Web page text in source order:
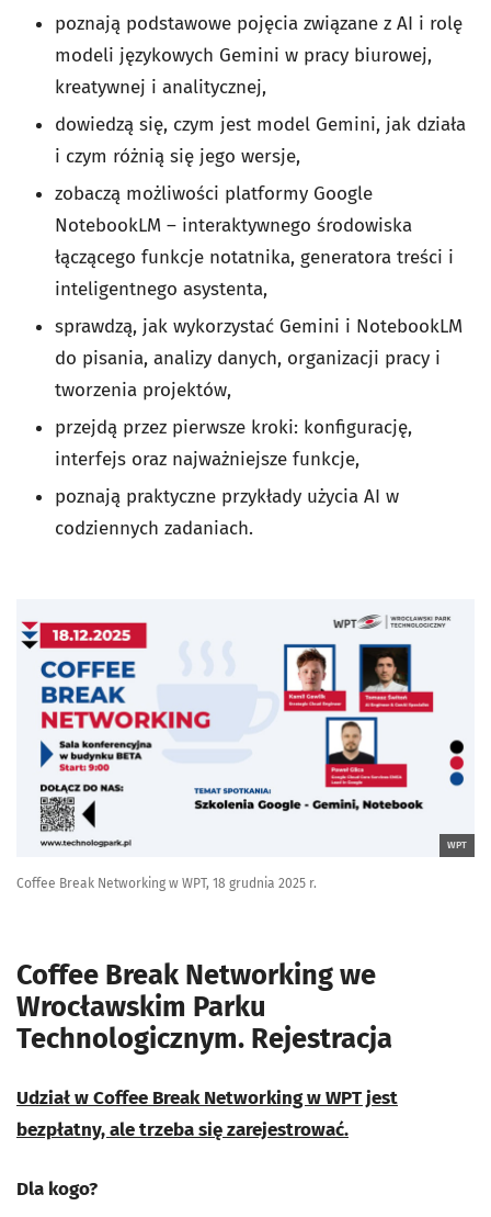
poznają podstawowe pojęcia związane z AI i rolę
modeli językowych Gemini w pracy biurowej,
kreatywnej i analitycznej,
dowiedzą się, czym jest model Gemini, jak działa
i czym różnią się jego wersje,
zobaczą możliwości platformy Google
NotebookLM – interaktywnego środowiska
łączącego funkcje notatnika, generatora treści i
inteligentnego asystenta,
sprawdzą, jak wykorzystać Gemini i NotebookLM
do pisania, analizy danych, organizacji pracy i
tworzenia projektów,
przejdą przez pierwsze kroki: konfigurację,
interfejs oraz najważniejsze funkcje,
poznają praktyczne przykłady użycia AI w
codziennych zadaniach.
WPT
Coffee Break Networking w WPT, 18 grudnia 2025 r.
Coffee Break Networking we
Wrocławskim Parku
Technologicznym. Rejestracja
Udział w Coffee Break Networking w WPT jest
bezpłatny, ale trzeba się zarejestrować.
Dla kogo?